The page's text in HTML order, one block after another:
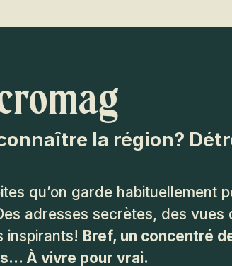
la région?
qu’on garde habituellement
adresses secrètes, des vues
inspirants! Bref, un concentré
À vivre pour vrai.